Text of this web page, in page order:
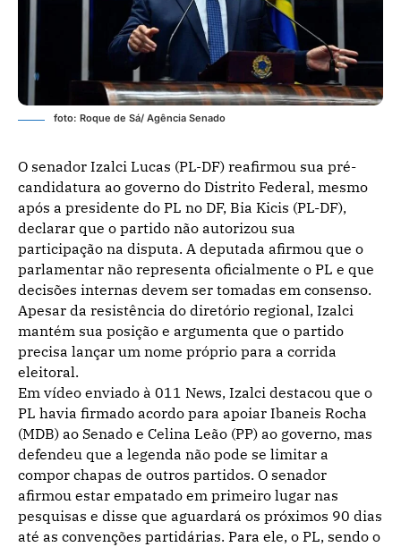
foto: Roque de Sá/ Agência Senado
O senador Izalci Lucas (PL-DF) reafirmou sua pré-
candidatura ao governo do Distrito Federal, mesmo
após a presidente do PL no DF, Bia Kicis (PL-DF),
declarar que o partido não autorizou sua
participação na disputa. A deputada afirmou que o
parlamentar não representa oficialmente o PL e que
decisões internas devem ser tomadas em consenso.
Apesar da resistência do diretório regional, Izalci
mantém sua posição e argumenta que o partido
precisa lançar um nome próprio para a corrida
eleitoral.
Em vídeo enviado à 011 News, Izalci destacou que o
PL havia firmado acordo para apoiar Ibaneis Rocha
(MDB) ao Senado e Celina Leão (PP) ao governo, mas
defendeu que a legenda não pode se limitar a
compor chapas de outros partidos. O senador
afirmou estar empatado em primeiro lugar nas
pesquisas e disse que aguardará os próximos 90 dias
até as convenções partidárias. Para ele, o PL, sendo o